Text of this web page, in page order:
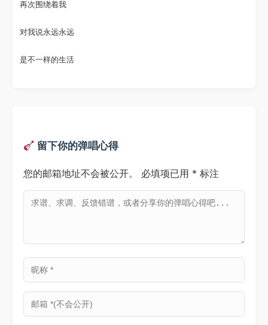
再次围绕着我
对我说永远永远
是不一样的生活
留下你的弹唱心得
您的邮箱地址不会被公开。 必填项已用 * 标注